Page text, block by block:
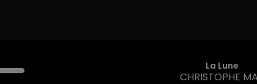
La Lune
CHRISTOPHE